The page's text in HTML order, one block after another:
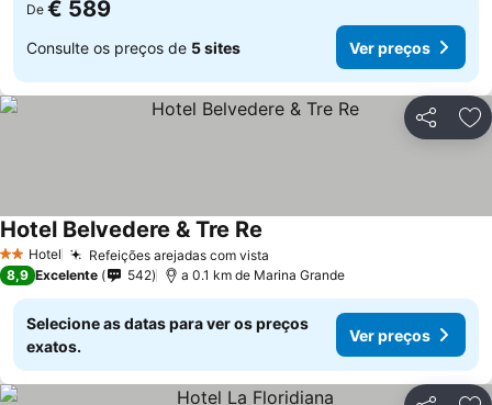
De € 589
Consulte os preços de 5 sites Ver preços
Partilhar
2 Estrelas
Hotel Refeições arejadas com vista
Hotel Belvedere & Tre Re
8,9 Excelente 542 a 0.1 km de Marina Grande
Selecione as datas para ver os preços
exatos.
Ver preços